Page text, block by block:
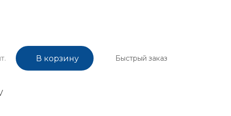
В корзину Быстрый заказ